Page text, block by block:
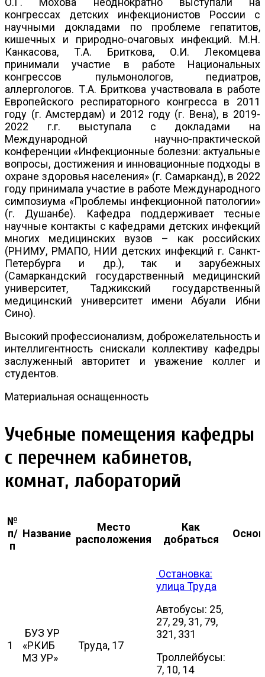
конгрессах детских инфекционистов России с
научными докладами по проблеме гепатитов,
кишечных и природно-очаговых инфекций. М.Н.
Канкасова, Т.А. Бриткова, О.И. Лекомцева
принимали участие в работе Национальных
конгрессов пульмонологов, педиатров,
аллергологов. Т.А. Бриткова участвовала в работе
Европейского респираторного конгресса в 2011
году (г. Амстердам) и 2012 году (г. Вена), в 2019-
2022 г.г. выступала с докладами на
Международной научно-практической
конференции «Инфекционные болезни: актуальные
вопросы, достижения и инновационные подходы в
охране здоровья населения» (г. Самарканд), в 2022
году принимала участие в работе Международного
симпозиума «Проблемы инфекционной патологии»
(г. Душанбе). Кафедра поддерживает тесные
научные контакты с кафедрами детских инфекций
многих медицинских вузов – как российских
(РНИМУ, РМАПО, НИИ детских инфекций г. Санкт-
Петербурга и др.), так и зарубежных
(Самаркандский государственный медицинский
университет, Таджикский государственный
медицинский университет имени Абуали Ибни
Сино).
Высокий профессионализм, доброжелательность и
интеллигентность снискали коллективу кафедры
заслуженный авторитет и уважение коллег и
студентов.
Материальная оснащенность
Учебные помещения кафедры
с перечнем кабинетов,
комнат, лабораторий
№
п/
п
Название
Место
расположения
Как
добраться
1
БУЗ УР
«РКИБ
МЗ УР»
Труда, 17
Остановка:
улица Труда
Автобусы: 25,
27, 29, 31, 79,
321, 331
Троллейбусы:
7, 10, 14